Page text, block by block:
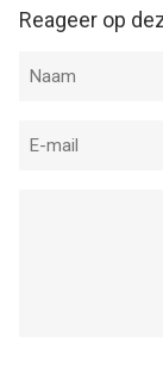
Reageer op